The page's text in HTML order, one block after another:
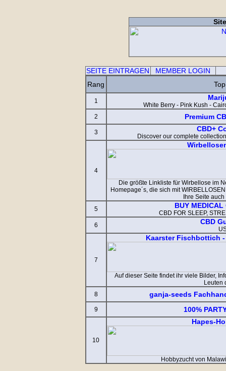
SEITE EINTRAGEN
MEMBER LOGIN
Rang
1
White Berry - Pink Kush -
2
Premium
3 CBD+
Discover our complete
4
Die größte Linkliste für Wirbellose im
Homepage´s, die sich mit
Ihre Seite
5
BUY
CBD FOR SLEEP,
6
CBD
7
Kaarster Fischbottich
Auf dieser Seite findet ihr viele Bilder,
Leuten
8
ganja-seeds
9 100%
10
Hapes-
Hobbyzucht von